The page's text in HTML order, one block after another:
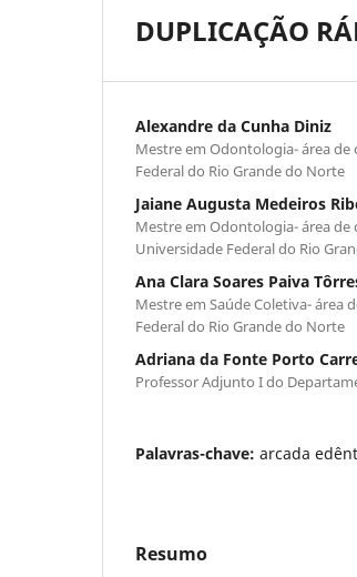
DUPLICAÇÃO
Alexandre da Cunha Diniz
Mestre em Odontologia- área
Federal do Rio Grande do Norte
Jaiane Augusta Medeiros
Mestre em Odontologia- área de
Universidade Federal do Rio
Ana Clara Soares Paiva
Mestre em Saúde Coletiva- área
Federal do Rio Grande do Norte
Adriana da Fonte Porto
Professor Adjunto I do
Palavras-chave: arcada
Resumo